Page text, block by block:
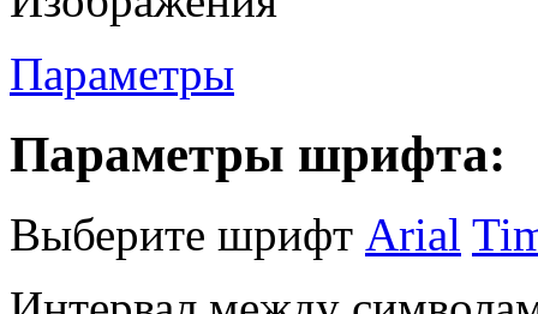
Параметры
Параметры шрифта:
Выберите шрифт Arial